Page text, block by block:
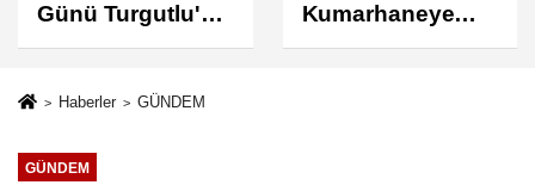
Kumarhaneye
Polis Baskını
Belediyespor'un
Fikstürü Belli
Haberler GÜNDEM
GÜNDEM